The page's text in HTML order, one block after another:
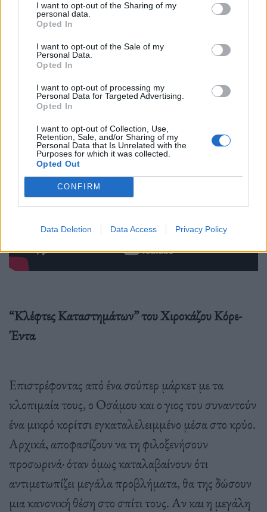
I want to opt-out of the Sharing of my
personal data.
Opted In
I want to opt-out of the Sale of my
Personal Data.
Opted In
I want to opt-out of processing my
Personal Data for Targeted Advertising.
Opted In
I want to opt-out of Collection, Use,
Retention, Sale, and/or Sharing of my
Personal Data that Is Unrelated with the
Purposes for which it was collected.
Opted Out
CONFIRM
Data Deletion Data Access Privacy Policy
“Κλέφτες Καταστημάτων” του Χιροκάζου Κόρε-
Έντα
Επιστρέφοντας από ένα σούπερ μάρκετ με τα
κλοπιμαία τους, ο Οσάμου και ο γιος του συναντούν
ένα μικρό κορίτσι εγκαταλελειμμένο μέσα στο κρύο.
Αρχικά, αποφασίζουν να τη φιλοξενήσουν
προσωρινά· όταν όμως καταλαβαίνουν ότι
αντιμετωπίζει μεγάλα προβλήματα, θα της δώσουν
μια κανονική θέση στο σπίτι τους. Αν και η μεγάλη